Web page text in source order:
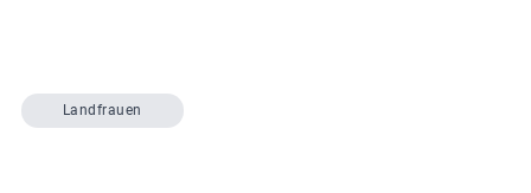
Landfrauen